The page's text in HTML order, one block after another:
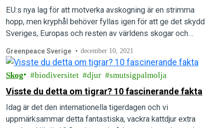
EU:s nya lag för att motverka avskogning är en strimma
hopp, men kryphål behöver fyllas igen för att ge det skydd
Sveriges, Europas och resten av världens skogar och
Greenpeace Sverige december 10, 2021
Skog biodiversitet djur smutsigpalmolja
Visste du detta om tigrar? 10 fascinerande fakta
Idag är det den internationella tigerdagen och vi
uppmärksammar detta fantastiska, vackra kattdjur extra